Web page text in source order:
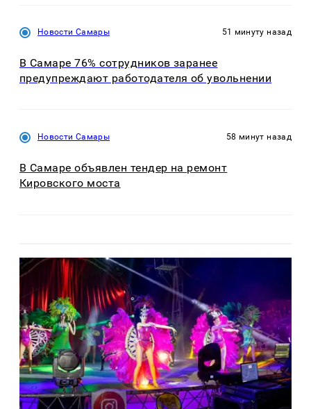
Новости Самары 51 минуту назад
В Самаре 76% сотрудников заранее
предупреждают работодателя об увольнении
Новости Самары 58 минут назад
В Самаре объявлен тендер на ремонт
Кировского моста